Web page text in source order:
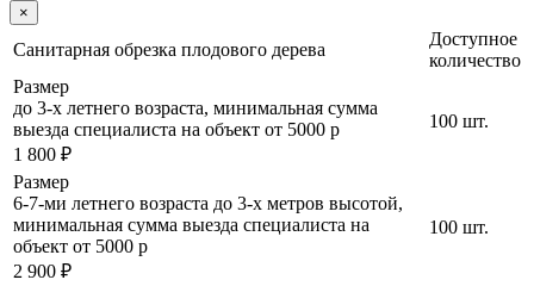
×
Санитарная обрезка плодового дерева
Доступное
количество
Размер
до 3-х летнего возраста, минимальная сумма
выезда специалиста на объект от 5000 р
1 800 ₽
100 шт.
Размер
6-7-ми летнего возраста до 3-х метров высотой,
минимальная сумма выезда специалиста на
объект от 5000 р
2 900 ₽
100 шт.